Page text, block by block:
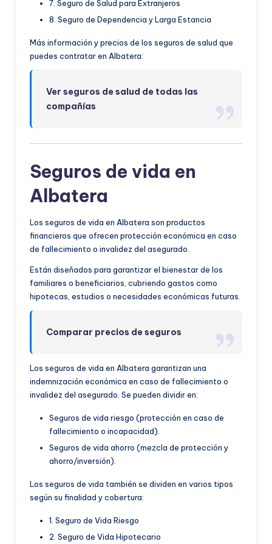
7. Seguro de Salud para Extranjeros
8. Seguro de Dependencia y Larga Estancia
Más información y precios de los seguros de salud que
puedes contratar en Albatera:
Ver seguros de salud de todas las
compañías
Seguros de vida en
Albatera
Los seguros de vida en Albatera son productos
financieros que ofrecen protección económica en caso
de fallecimiento o invalidez del asegurado.
Están diseñados para garantizar el bienestar de los
familiares o beneficiarios, cubriendo gastos como
hipotecas, estudios o necesidades económicas futuras.
Comparar precios de seguros
Los seguros de vida en Albatera garantizan una
indemnización económica en caso de fallecimiento o
invalidez del asegurado. Se pueden dividir en:
Seguros de vida riesgo (protección en caso de
fallecimiento o incapacidad).
Seguros de vida ahorro (mezcla de protección y
ahorro/inversión).
Los seguros de vida también se dividen en varios tipos
según su finalidad y cobertura:
1. Seguro de Vida Riesgo
2. Seguro de Vida Hipotecario